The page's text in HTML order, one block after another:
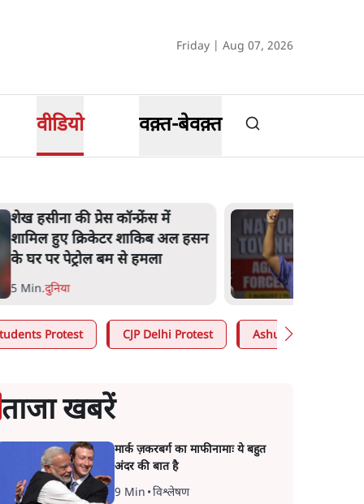
Friday | Aug 07, 2026
वीडियो वक़्त-बेवक़्त
मेटा के सरेंडर के बाद भारत में
केजरीवाल का इंस्टा हैंडल बैनः AAP
का आरोप
3 Min.देश
Protest CJP Delhi Protest Ashutosh Ki Baat
ताजा खबरें
मार्क ज़करबर्ग का माफीनामाः ये बहुत
अंदर की बात है
9 Min •विश्लेषण